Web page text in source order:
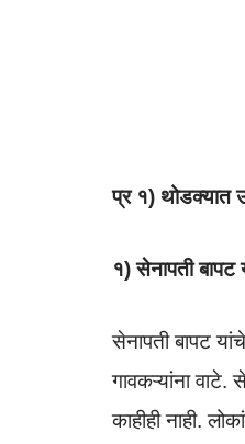
प्र १) थोडक्यात
१) सेनापती बापट
सेनापती बापट
गावकऱ्यांना वाटे.
काहीही नाही.